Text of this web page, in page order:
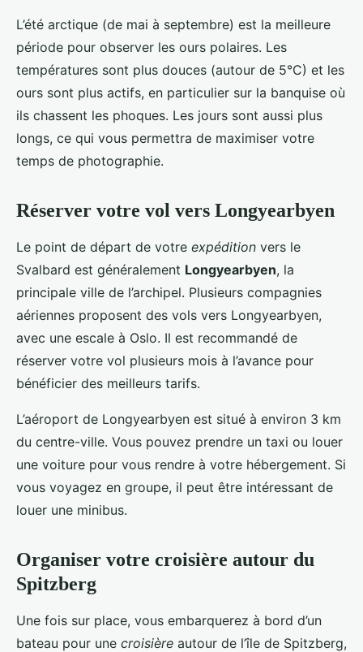
L’été arctique (de mai à septembre) est la meilleure
période pour observer les ours polaires. Les
températures sont plus douces (autour de 5°C) et les
ours sont plus actifs, en particulier sur la banquise où
ils chassent les phoques. Les jours sont aussi plus
longs, ce qui vous permettra de maximiser votre
temps de photographie.
Réserver votre vol vers Longyearbyen
Le point de départ de votre expédition vers le
Svalbard est généralement Longyearbyen, la
principale ville de l’archipel. Plusieurs compagnies
aériennes proposent des vols vers Longyearbyen,
avec une escale à Oslo. Il est recommandé de
réserver votre vol plusieurs mois à l’avance pour
bénéficier des meilleurs tarifs.
L’aéroport de Longyearbyen est situé à environ 3 km
du centre-ville. Vous pouvez prendre un taxi ou louer
une voiture pour vous rendre à votre hébergement. Si
vous voyagez en groupe, il peut être intéressant de
louer une minibus.
Organiser votre croisière autour du
Spitzberg
Une fois sur place, vous embarquerez à bord d’un
bateau pour une croisière autour de l’île de Spitzberg,